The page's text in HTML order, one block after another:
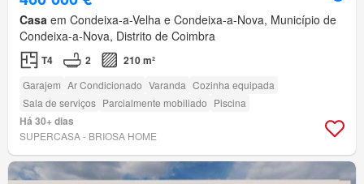
Casa em Condeixa-a-Velha e Condeixa-a-Nova, Município de
Condeixa-a-Nova, Distrito de Coimbra
T4 2 210 m²
Garajem Ar Condicionado Varanda Cozinha equipada
Sala de serviços Parcialmente mobiliado Piscina
Há 30+ dias
SUPERCASA - BRIOSA HOME